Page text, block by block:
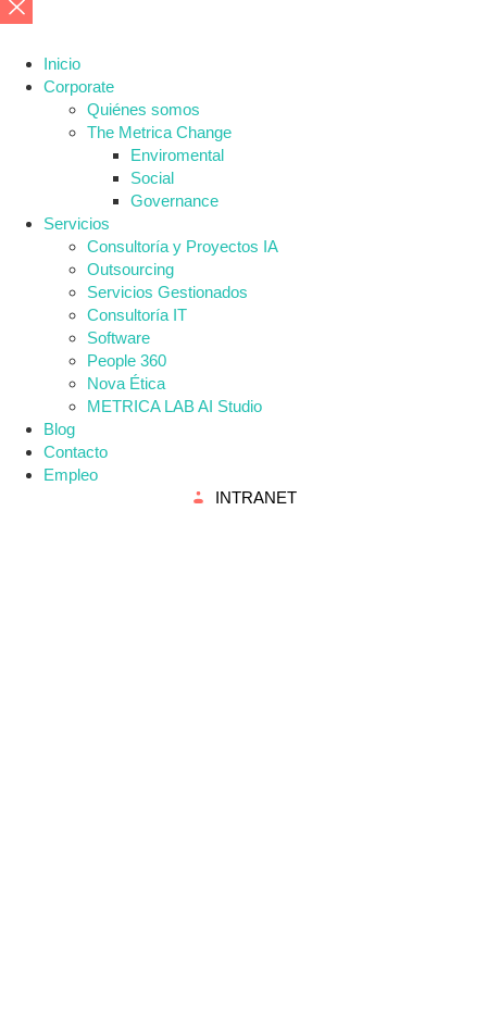
Inicio
Corporate
Quiénes somos
The Metrica Change
Enviromental
Social
Governance
Servicios
Consultoría y Proyectos IA
Outsourcing
Servicios Gestionados
Consultoría IT
Software
People 360
Nova Ética
METRICA LAB AI Studio
Blog
Contacto
Empleo
INTRANET